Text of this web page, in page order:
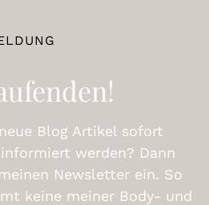
Blog Artikel sofort
werden? Dann
Newsletter ein. So
keine meiner Body- und